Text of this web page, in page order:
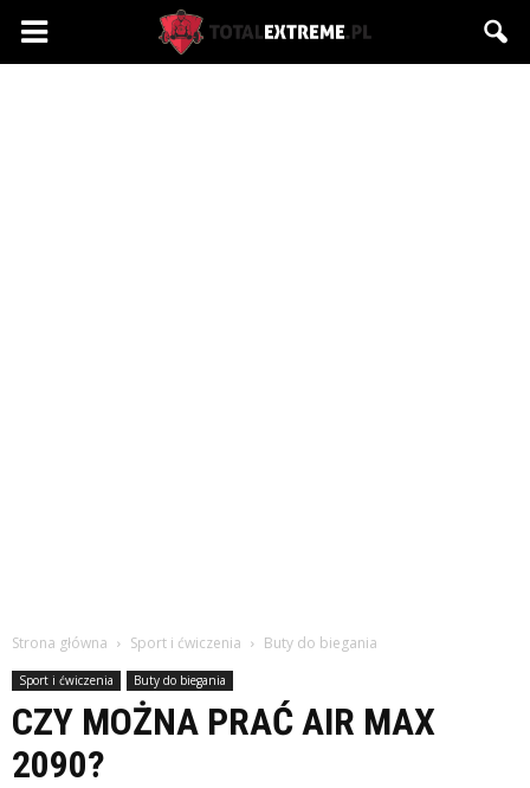
Totalextreme.pl
Strona główna Sport i ćwiczenia Buty do biegania
Sport i ćwiczenia Buty do biegania
CZY MOŻNA PRAĆ AIR MAX
2090?